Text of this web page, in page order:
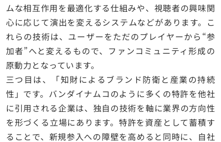
ムな相互作用を最適化する仕組みや、視聴者の興味関
心に応じて演出を変えるシステムなどがあります。こ
れらの技術は、ユーザーをただのプレイヤーから“参
加者”へと変えるもので、ファンコミュニティ形成の
原動力となっています。
三つ目は、「知財によるブランド防衛と産業の持続
性」です。バンダイナムコのように多くの特許を他社
に引用される企業は、独自の技術を軸に業界の方向性
を形づくる立場にあります。特許を資産として蓄積す
ることで、新規参入への障壁を高めると同時に、自社